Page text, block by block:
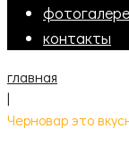
контакты
главная
|
Черновар это